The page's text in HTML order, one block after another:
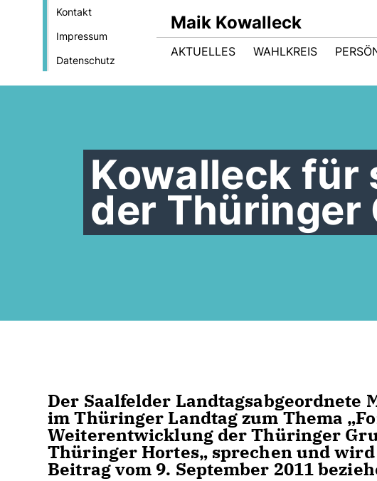
Kontakt
Impressum
Datenschutz
Maik Kowalleck
AKTUELLES WAHLKREIS
Kowalleck für
der
Der Saalfelder Landtagsabgeordnete
im Thüringer Landtag zum Thema
Weiterentwicklung der Thüringer
Thüringer Hortes„ sprechen und
Beitrag vom 9. September 2011